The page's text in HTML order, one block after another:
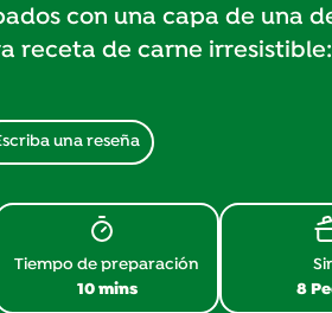
con una capa de una
receta de carne
una reseña
10 mins
Tiempo de preparación
8